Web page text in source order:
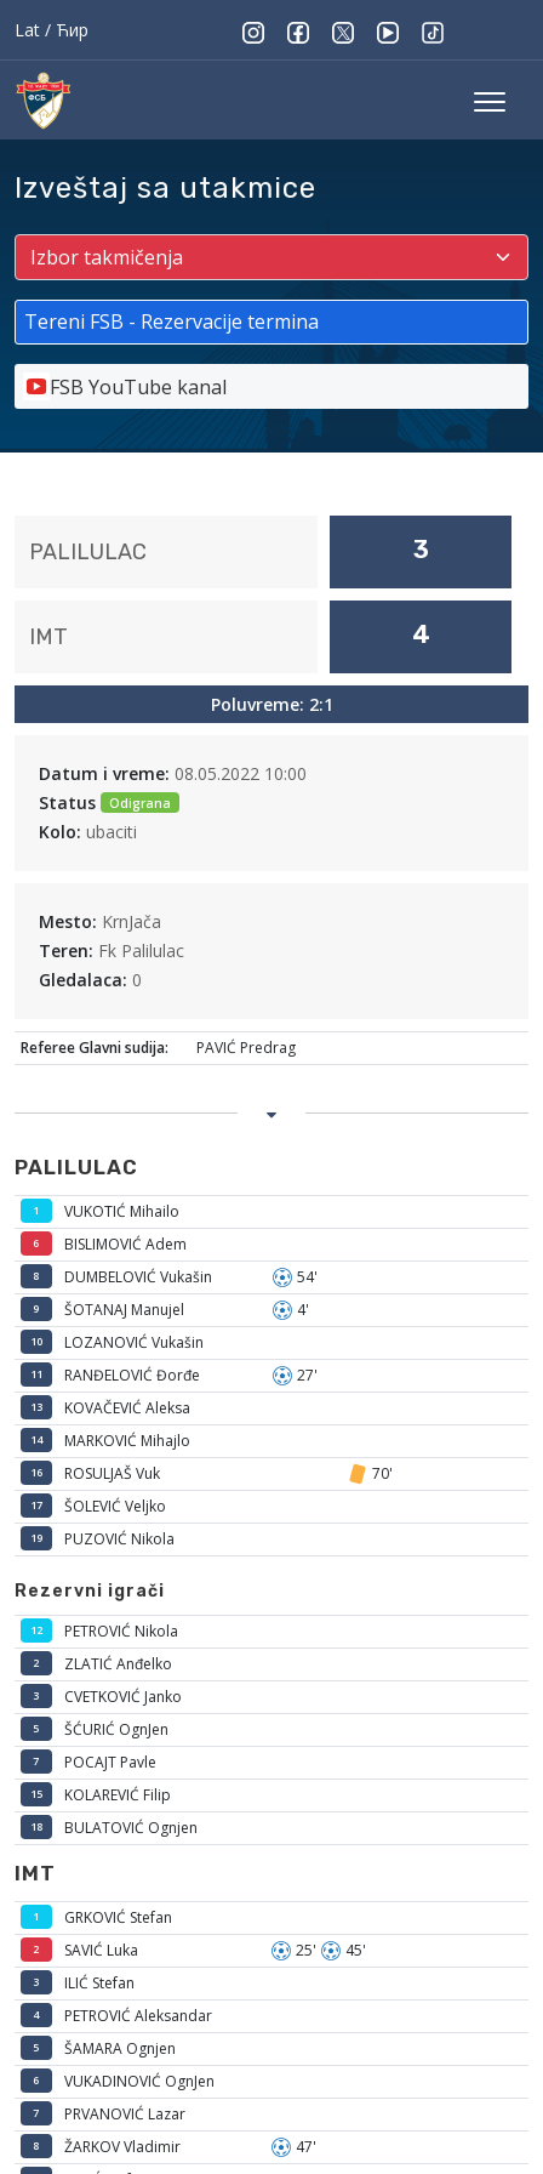
Lat / Ћир
Izveštaj sa utakmice
Tereni FSB - Rezervacije termina
FSB YouTube kanal
PALILULAC 3
IMT 4
Poluvreme: 2:1
Datum i vreme: 08.05.2022 10:00
Status
Odigrana
Kolo: ubaciti
Mesto: KrnJača
Teren: Fk Palilulac
Gledalaca: 0
Referee Glavni sudija: PAVIĆ Predrag
PALILULAC
1 VUKOTIĆ Mihailo
6 BISLIMOVIĆ Adem
8 DUMBELOVIĆ Vukašin 54'
9 ŠOTANAJ Manujel 4'
10 LOZANOVIĆ Vukašin
11 RANĐELOVIĆ Đorđe 27'
13 KOVAČEVIĆ Aleksa
14 MARKOVIĆ Mihajlo
16 ROSULJAŠ Vuk 70'
17 ŠOLEVIĆ Veljko
19 PUZOVIĆ Nikola
Rezervni igrači
12 PETROVIĆ Nikola
2 ZLATIĆ Anđelko
3 CVETKOVIĆ Janko
5 ŠĆURIĆ OgnJen
7 POCAJT Pavle
15 KOLAREVIĆ Filip
18 BULATOVIĆ Ognjen
IMT
1 GRKOVIĆ Stefan
2 SAVIĆ Luka 25' 45'
3 ILIĆ Stefan
4 PETROVIĆ Aleksandar
5 ŠAMARA Ognjen
6 VUKADINOVIĆ OgnJen
7 PRVANOVIĆ Lazar
8 ŽARKOV Vladimir 47'